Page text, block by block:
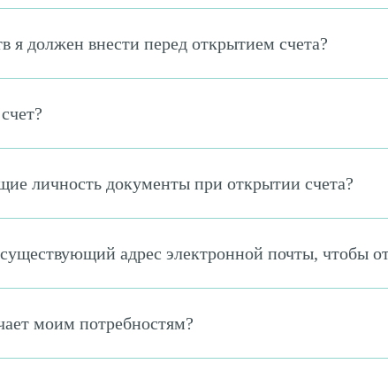
должен внести перед открытием счета?
личность документы при открытии счета?
адрес электронной почты, чтобы
моим потребностям?